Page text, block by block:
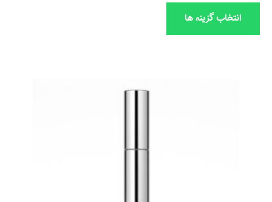
انتخاب گزینه ها